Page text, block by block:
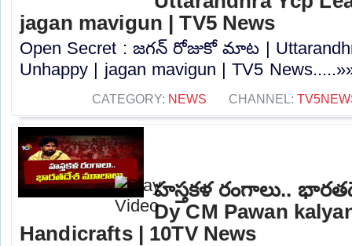
jagan mavigun | TV5 News
Open Secret : జగన్ రోజుకో మాట |
Unhappy | jagan mavigun | TV5
CATEGORY: NEWS CHANNEL:
హస్తకళ రంగాలు..
Dy CM Pawan
Handicrafts | 10TV News